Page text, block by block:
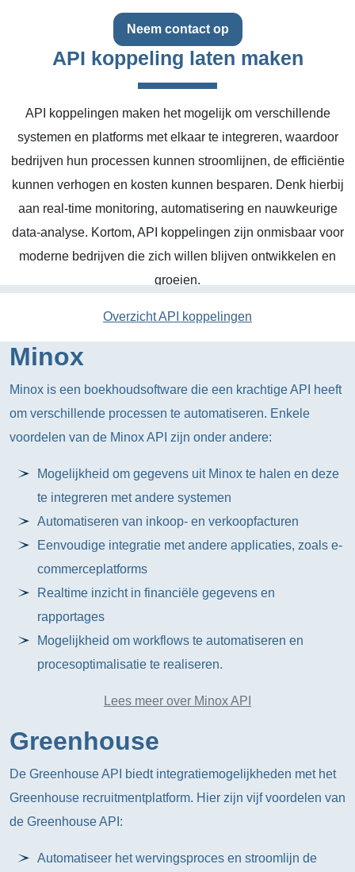
Neem contact op
API koppeling laten maken
API koppelingen maken het mogelijk om verschillende
systemen en platforms met elkaar te integreren, waardoor
bedrijven hun processen kunnen stroomlijnen, de efficiëntie
kunnen verhogen en kosten kunnen besparen. Denk hierbij
aan real-time monitoring, automatisering en nauwkeurige
data-analyse. Kortom, API koppelingen zijn onmisbaar voor
moderne bedrijven die zich willen blijven ontwikkelen en
groeien.
Overzicht API koppelingen
Minox
Minox is een boekhoudsoftware die een krachtige API heeft
om verschillende processen te automatiseren. Enkele
voordelen van de Minox API zijn onder andere:
Mogelijkheid om gegevens uit Minox te halen en deze
te integreren met andere systemen
Automatiseren van inkoop- en verkoopfacturen
Eenvoudige integratie met andere applicaties, zoals e-
commerceplatforms
Realtime inzicht in financiële gegevens en
rapportages
Mogelijkheid om workflows te automatiseren en
procesoptimalisatie te realiseren.
Lees meer over Minox API
Greenhouse
De Greenhouse API biedt integratiemogelijkheden met het
Greenhouse recruitmentplatform. Hier zijn vijf voordelen van
de Greenhouse API:
Automatiseer het wervingsproces en stroomlijn de